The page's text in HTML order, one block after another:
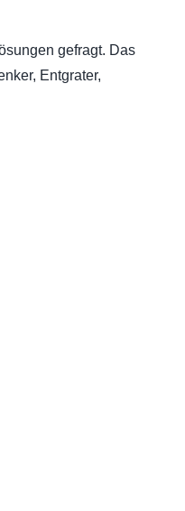
gefragt. Das
Ent­grater,